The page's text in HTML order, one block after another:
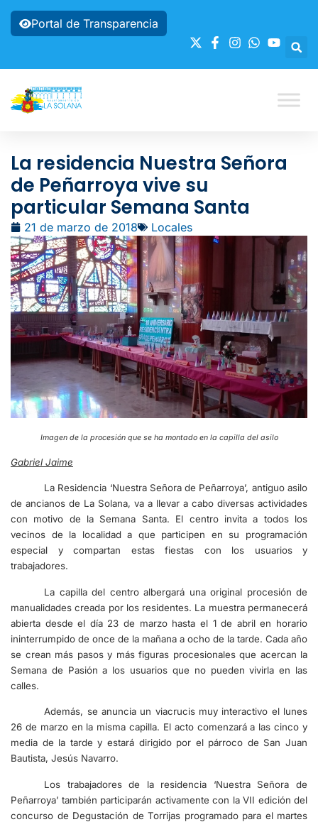
Portal de Transparencia
La residencia Nuestra Señora
de Peñarroya vive su
particular Semana Santa
21 de marzo de 2018 Locales
Imagen de la procesión que se ha montado en la capilla del asilo
Gabriel Jaime
La Residencia ‘Nuestra Señora de Peñarroya’, antiguo asilo
de ancianos de La Solana, va a llevar a cabo diversas actividades
con motivo de la Semana Santa. El centro invita a todos los
vecinos de la localidad a que participen en su programación
especial y compartan estas fiestas con los usuarios y
trabajadores.
La capilla del centro albergará una original procesión de
manualidades creada por los residentes. La muestra permanecerá
abierta desde el día 23 de marzo hasta el 1 de abril en horario
ininterrumpido de once de la mañana a ocho de la tarde. Cada año
se crean más pasos y más figuras procesionales que acercan la
Semana de Pasión a los usuarios que no pueden vivirla en las
calles.
Además, se anuncia un viacrucis muy interactivo el lunes
26 de marzo en la misma capilla. El acto comenzará a las cinco y
media de la tarde y estará dirigido por el párroco de San Juan
Bautista, Jesús Navarro.
Los trabajadores de la residencia ‘Nuestra Señora de
Peñarroya’ también participarán activamente con la VII edición del
concurso de Degustación de Torrijas programado para el martes